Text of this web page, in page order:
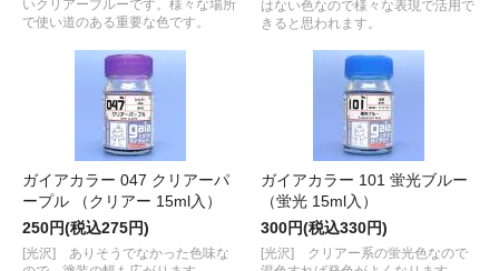
いクリアーブルーです。様々な場所
で使い道のある重要な色です。
はない色なので様々な表現で活用で
きると思われます。
ガイアカラー 047 クリアーパ
ープル （クリアー 15ml入）
250円(税込275円)
[光沢] ありそうでなかった色味な
ガイアカラー 101 蛍光ブルー
（蛍光 15ml入）
300円(税込330円)
[光沢] クリアー系の蛍光色なので